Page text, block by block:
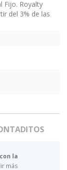
Fijo. Royalty
del 3% de las
la
más